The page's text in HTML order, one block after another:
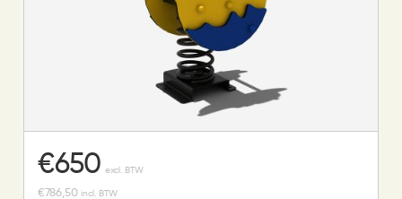
€650 excl. BTW
€786,50 incl. BTW